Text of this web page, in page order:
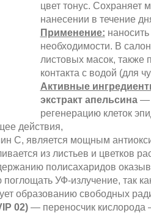
цвет тонус. Сохраняет
нанесении в течение
Применение:
необходимости. В
листовых масок, также
контакта с водой (для
Активные
экстракт апельсина—
регенерацию клеток
действия,
С, является мощным
из листьев и цветков
полисахаридов
УФ-излучение, так
образованию свободных
02)— переносчик кислорода